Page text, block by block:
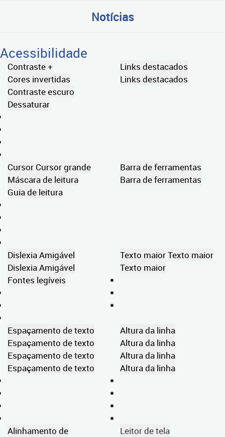
Notícias
Acessibilidade
Contraste +
Cores invertidas
Contraste escuro
Dessaturar
Links destacados
Links destacados
Cursor Cursor grande
Máscara de leitura
Guia de leitura
Barra de ferramentas
Barra de ferramentas
Dislexia Amigável
Dislexia Amigável
Fontes legíveis
Texto maiorTexto maior
Texto maior
Espaçamento de texto
Espaçamento de texto
Espaçamento de texto
Espaçamento de texto
Altura da linha
Altura da linha
Altura da linha
Altura da linha
Alinhamento de
Leitor de tela